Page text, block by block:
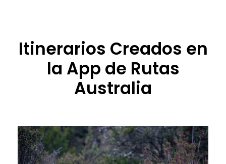
Itinerarios Creados en
la App de Rutas
Australia